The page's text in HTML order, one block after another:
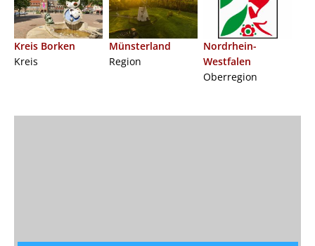
Kreis Borken
Kreis
Münsterland
Region
Nordrhein-
Westfalen
Oberregion